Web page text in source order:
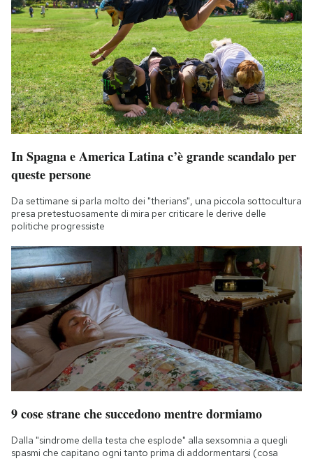
In Spagna e America Latina c’è grande scandalo per
queste persone
Da settimane si parla molto dei "therians", una piccola sottocultura
presa pretestuosamente di mira per criticare le derive delle
politiche progressiste
9 cose strane che succedono mentre dormiamo
Dalla "sindrome della testa che esplode" alla sexsomnia a quegli
spasmi che capitano ogni tanto prima di addormentarsi (cosa